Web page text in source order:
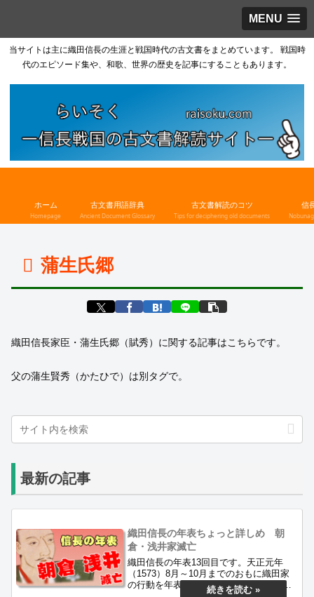
MENU
当サイトは主に織田信長の生涯と戦国時代の古文書をまとめています。 戦国時
代のエピソード集や、和歌、世界の歴史を記事にすることもあります。
ホーム
Homepage
古文書用語辞典
Ancient Document Glossary
古文書解読のコツ
Tips for deciphering old documents
信
蒲生氏郷
織田信長家臣・蒲生氏郷（賦秀）に関する記事はこちらです。
父の蒲生賢秀（かたひで）は別タグで。
最新の記事
織田信長の年表ちょっと詳しめ 朝
倉・浅井家滅亡
織田信長の年表13回目です。天正元年
（1573）8月～10月までのおもに織田家
の行動を年表にしています。朝倉・浅井